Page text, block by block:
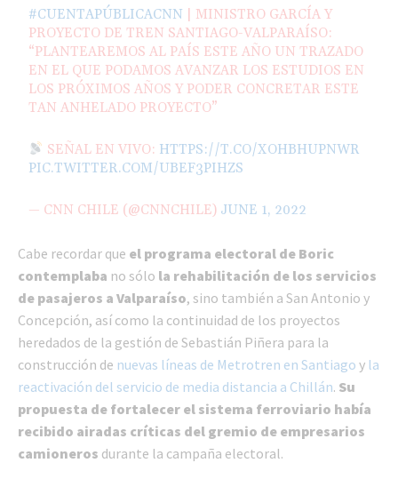
#CUENTAPÚBLICACNN | MINISTRO GARCÍA Y
PROYECTO DE TREN SANTIAGO-VALPARAÍSO:
“PLANTEAREMOS AL PAÍS ESTE AÑO UN TRAZADO
EN EL QUE PODAMOS AVANZAR LOS ESTUDIOS EN
LOS PRÓXIMOS AÑOS Y PODER CONCRETAR ESTE
TAN ANHELADO PROYECTO”
SEÑAL EN VIVO: HTTPS://T.CO/XOHBHUPNWR
PIC.TWITTER.COM/UBEF3PIHZS
— CNN CHILE (@CNNCHILE) JUNE 1, 2022
Cabe recordar que el programa electoral de Boric
contemplaba no sólo la rehabilitación de los servicios
de pasajeros a Valparaíso, sino también a San Antonio y
Concepción, así como la continuidad de los proyectos
heredados de la gestión de Sebastián Piñera para la
construcción de nuevas líneas de Metrotren en Santiago y la
reactivación del servicio de media distancia a Chillán. Su
propuesta de fortalecer el sistema ferroviario había
recibido airadas críticas del gremio de empresarios
camioneros durante la campaña electoral.